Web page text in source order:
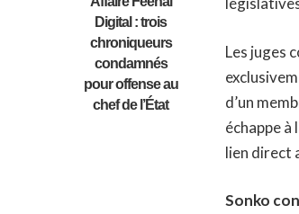
Digital : trois
chroniqueurs
condamnés
pour offense au
chef de l’État
Les juges
d’un
échappe à
lien direct
Sonko